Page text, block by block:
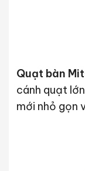
Quạt bàn
cánh quạt
mới nhỏ gọn